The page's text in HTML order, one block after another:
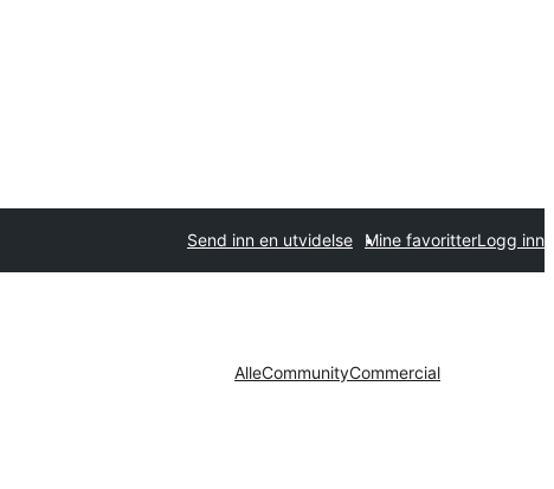
Send inn en utvidelse Mine favoritterLogg inn
AlleCommunityCommercial